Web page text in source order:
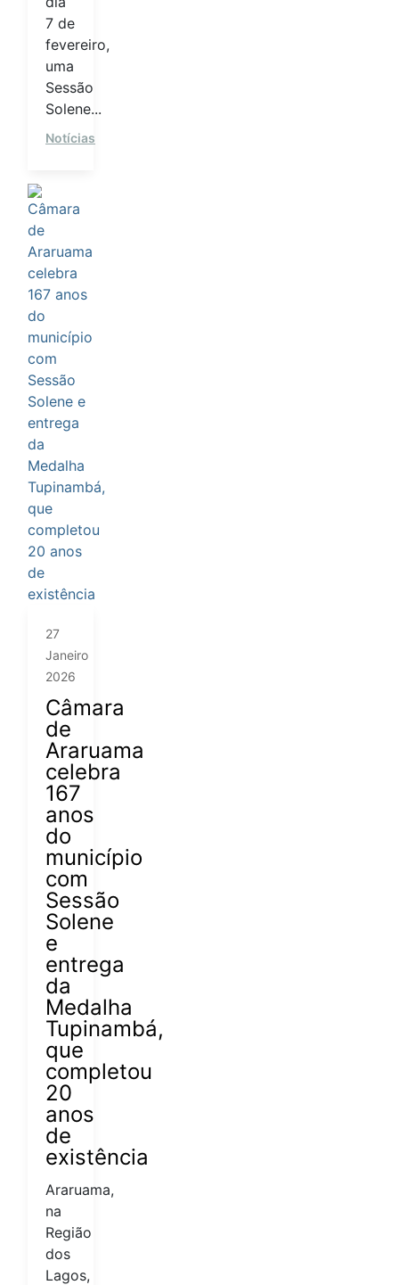
7 de
fevereiro,
uma
Sessão
Solene...
Notícias
27
Janeiro
2026
Câmara
de
Araruama
celebra
167
anos
do
município
com
Sessão
Solene
e
entrega
da
Medalha
Tupinambá,
que
completou
20
anos
de
existência
Araruama,
na
Região
dos
Lagos,